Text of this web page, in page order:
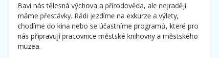
Baví nás tělesná výchova a přírodověda, ale nejraději
máme přestávky. Rádi jezdíme na exkurze a výlety,
chodíme do kina nebo se účastníme programů, které pro
nás připravují pracovnice městské knihovny a městského
muzea.